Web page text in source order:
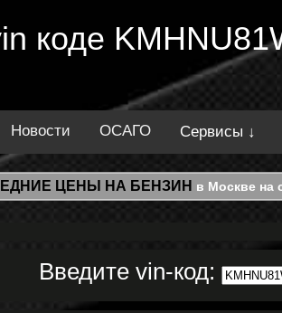
коде
Новости ОСАГО Сервисы ↓
ЦЕНЫ НА БЕНЗИН в Москве на
Введите vin-код: